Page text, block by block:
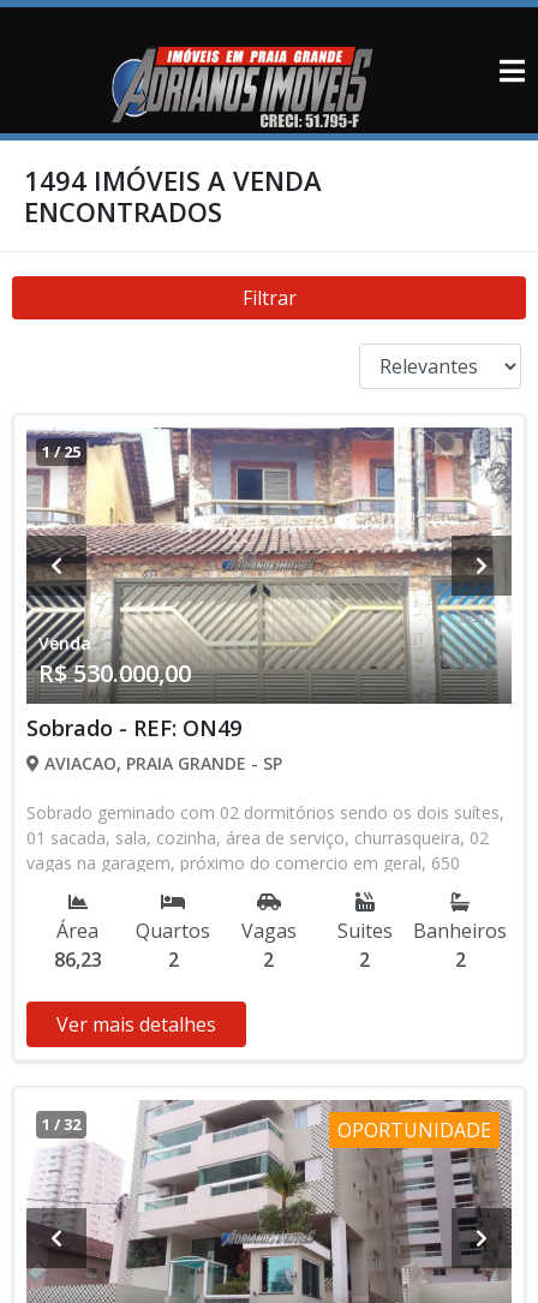
1494 IMÓVEIS A VENDA
ENCONTRADOS
Filtrar
1/25
Venda
R$ 530.000,00
Sobrado - REF: ON49
AVIACAO, PRAIA GRANDE - SP
Sobrado geminado com 02 dormitórios sendo os dois suítes,
01 sacada, sala, cozinha, área de serviço, churrasqueira, 02
vagas na garagem, próximo do comercio em geral, 650
metros da praia no bairro da Aviação - Praia Grande - SP.
Área
86,23
Quartos
2
Vagas
2
Suites
2
Banheiros
2
Ver mais detalhes
1 /32 OPORTUNIDADE